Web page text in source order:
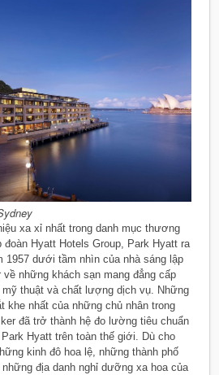
xa xỉ nhất trong danh mục thương
đoàn Hyatt Hotels Group, Park Hyatt ra
1957 dưới tầm nhìn của nhà sáng lập
những khách sạn mang đẳng cấp
mỹ thuật và chất lượng dịch vụ. Những
khe nhất của những chủ nhân trong
đã trở thành hệ đo lường tiêu chuẩn
Hyatt trên toàn thế giới. Dù cho
kinh đô hoa lệ, những thành phố
địa danh nghỉ dưỡng xa hoa của